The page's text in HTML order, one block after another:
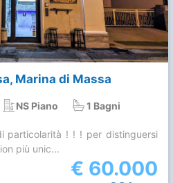
Marina di Massa
NS Piano 1 Bagni
particolarità ! ! ! per distinguersi
più unic...
€ 60.000